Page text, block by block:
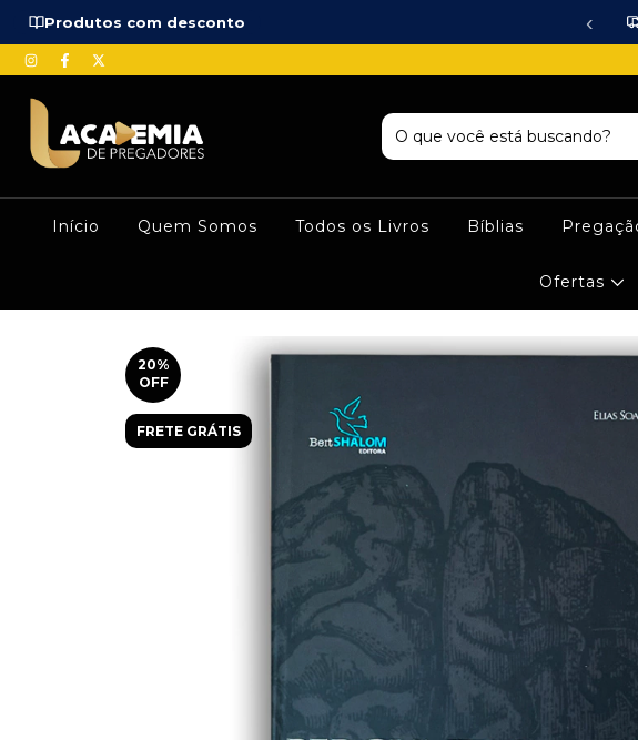
Início Quem Somos Todos os Livros Bíblias
Ofertas
20%
OFF
FRETE GRÁTIS
Produtos com desconto ‹